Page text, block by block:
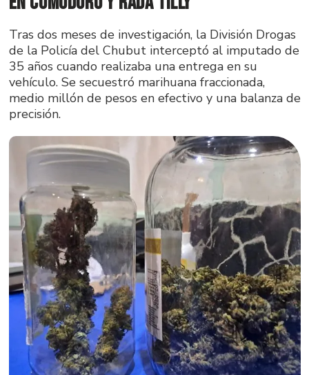
Tras dos meses de investigación, la División Drogas
de la Policía del Chubut interceptó al imputado de
35 años cuando realizaba una entrega en su
vehículo. Se secuestró marihuana fraccionada,
medio millón de pesos en efectivo y una balanza de
precisión.